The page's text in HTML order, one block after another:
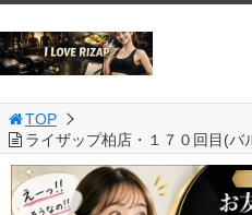
TOP
ライザップ柏店・１７０回目(